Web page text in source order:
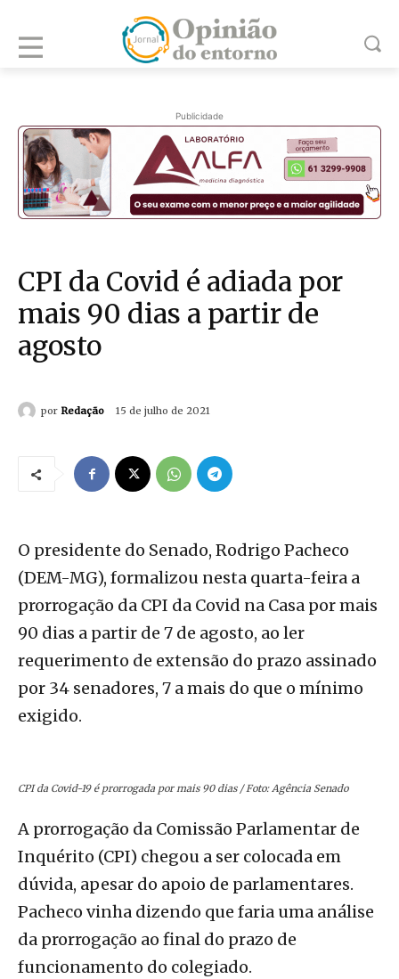
Publicidade
CPI da Covid é adiada por
mais 90 dias a partir de
agosto
por Redação 15 de julho de 2021
O presidente do Senado, Rodrigo Pacheco
(DEM-MG), formalizou nesta quarta-feira a
prorrogação da CPI da Covid na Casa por mais
90 dias a partir de 7 de agosto, ao ler
requerimento de extensão do prazo assinado
por 34 senadores, 7 a mais do que o mínimo
exigido.
CPI da Covid-19 é prorrogada por mais 90 dias / Foto: Agência Senado
A prorrogação da Comissão Parlamentar de
Inquérito (CPI) chegou a ser colocada em
dúvida, apesar do apoio de parlamentares.
Pacheco vinha dizendo que faria uma análise
da prorrogação ao final do prazo de
funcionamento do colegiado.